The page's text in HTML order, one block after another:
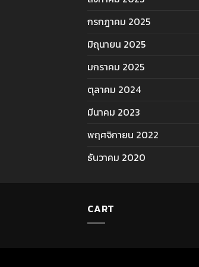
กรกฎาคม 2025
มิถุนายน 2025
มกราคม 2025
ตุลาคม 2024
มีนาคม 2023
พฤศจิกายน 2022
ธันวาคม 2020
CART